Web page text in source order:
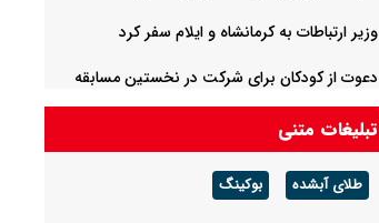
وزیر ارتباطات به کرمانشاه و ایلام سفر کرد
دعوت از کودکان برای شرکت در نخستین مسابقه
طراحی تمبر کودک
تبلیغات متنی
طلای آبشده بوکینگ